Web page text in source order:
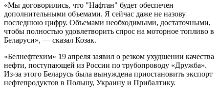
«Мы договорились, что "Нафтан" будет обеспечен
дополнительными объемами. Я сейчас даже не назову
последнюю цифру. Объемами необходимыми, достаточными,
чтобы полностью удовлетворить спрос на моторное топливо в
Беларуси», — сказал Козак.
«Белнефтехим» 19 апреля заявил о резком ухудшении качества
нефти, поступающей из России по трубопроводу «Дружба».
Из-за этого Беларусь была вынуждена приостановить экспорт
нефтепродуктов в Польшу, Украину и Прибалтику.